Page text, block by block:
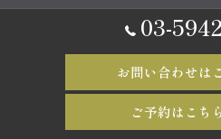
す。静かな環境と待ち時間の中
ようなトピックについてじっく
容室には、特有の落ち着いた雰
進する鍵となります。親子で訪
スタイルに関する話題や、学校
03-
お問い合わせは
ご予約はこちら